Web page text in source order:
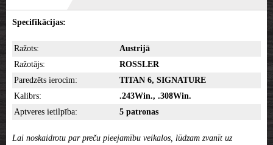
Specifikācijas:
Ražots:
Austrijā
Ražotājs:
ROSSLER
Paredzēts ierocim:
TITAN 6, SIGNATURE
Kalibrs:
.243Win., .308Win.
Aptveres ietilpība:
5 patronas
Lai noskaidrotu par preču pieejamību veikalos, lūdzam zvanīt uz